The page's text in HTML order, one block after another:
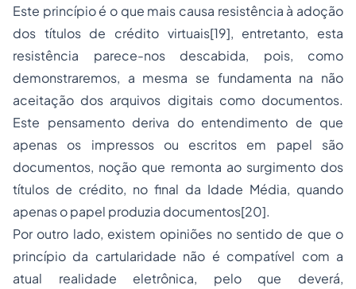
Este princípio é o que mais causa resistência à adoção
dos títulos de crédito virtuais[19], entretanto, esta
resistência parece-nos descabida, pois, como
demonstraremos, a mesma se fundamenta na não
aceitação dos arquivos digitais como documentos.
Este pensamento deriva do entendimento de que
apenas os impressos ou escritos em papel são
documentos, noção que remonta ao surgimento dos
títulos de crédito, no final da Idade Média, quando
apenas o papel produzia documentos[20].
Por outro lado, existem opiniões no sentido de que o
princípio da cartularidade não é compatível com a
atual realidade eletrônica, pelo que deverá,